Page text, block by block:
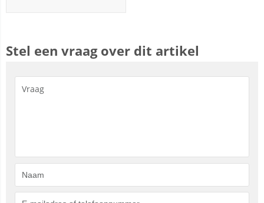
Stel een vraag over dit artikel